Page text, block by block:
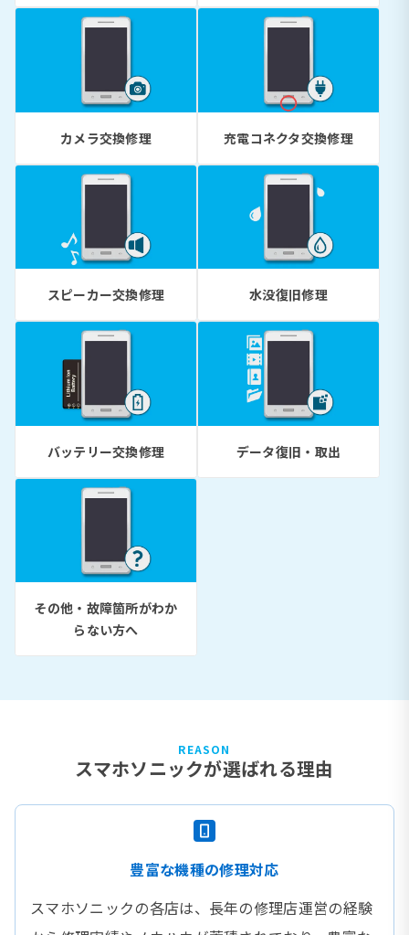
カメラ交換修理 充電コネクタ交換修理
スピーカー交換修理 水没復旧修理
バッテリー交換修理 データ復旧・取出
その他・故障箇所がわか
らない方へ
REASON
スマホソニックが選ばれる理由
豊富な機種の修理対応
スマホソニックの各店は、長年の修理店運営の経験